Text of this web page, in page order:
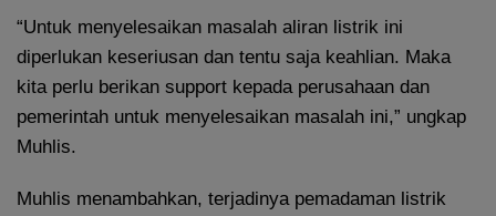
“Untuk menyelesaikan masalah aliran listrik ini
diperlukan keseriusan dan tentu saja keahlian. Maka
kita perlu berikan support kepada perusahaan dan
pemerintah untuk menyelesaikan masalah ini,” ungkap
Muhlis.
Muhlis menambahkan, terjadinya pemadaman listrik